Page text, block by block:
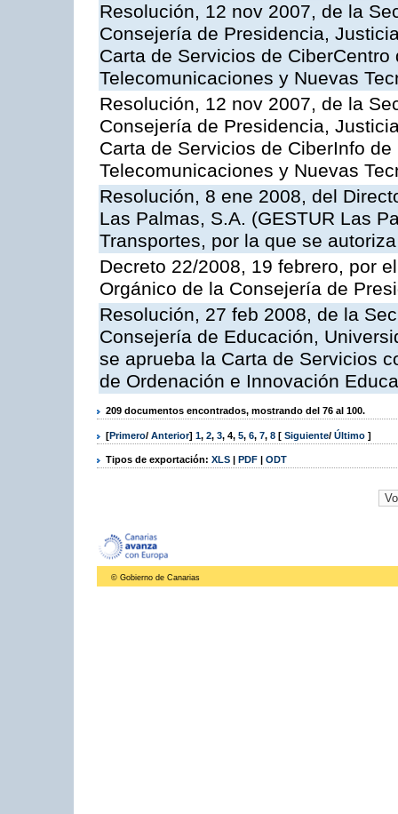
Resolución, 12 nov 2007, de la
Consejería de Presidencia,
Carta de Servicios de
Telecomunicaciones y Nuevas
Resolución, 12 nov 2007, de la
Consejería de Presidencia,
Carta de Servicios de CiberInfo
Telecomunicaciones y Nuevas
Resolución, 8 ene 2008, del
Las Palmas, S.A. (GESTUR Las
Transportes, por la que se
Decreto 22/2008, 19 febrero, por
Orgánico de la Consejería de
Resolución, 27 feb 2008, de la
Consejería de Educación,
se aprueba la Carta de Servicios
de Ordenación e Innovación
209 documentos encontrados, mostrando del 76 al 100.
[Primero/ Anterior] 1, 2, 3, 4, 5, 6, 7, 8 [ Siguiente/ Último ]
Tipos de exportación: XLS | PDF | ODT
© Gobierno de Canarias